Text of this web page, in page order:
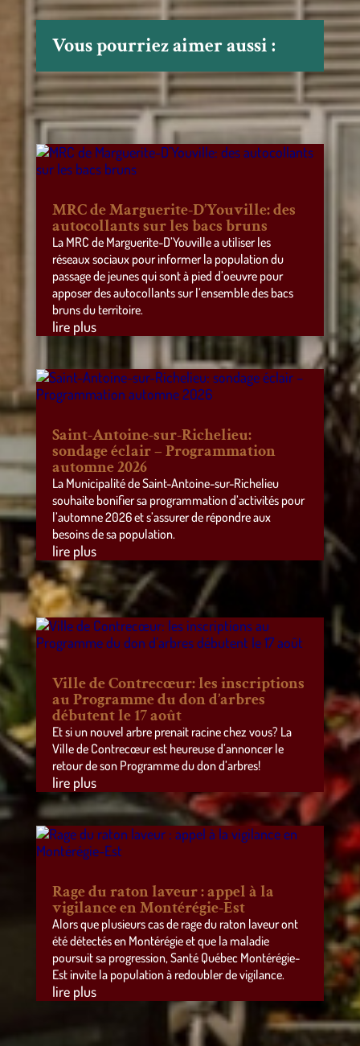
Vous pourriez aimer aussi :
MRC de Marguerite-D’Youville: des
autocollants sur les bacs bruns
La MRC de Marguerite-D’Youville a utiliser les
réseaux sociaux pour informer la population du
passage de jeunes qui sont à pied d’oeuvre pour
apposer des autocollants sur l’ensemble des bacs
bruns du territoire.
lire plus
Saint-Antoine-sur-Richelieu:
sondage éclair – Programmation
automne 2026
La Municipalité de Saint-Antoine-sur-Richelieu
souhaite bonifier sa programmation d’activités pour
l’automne 2026 et s’assurer de répondre aux
besoins de sa population.
lire plus
Ville de Contrecœur: les inscriptions
au Programme du don d’arbres
débutent le 17 août
Et si un nouvel arbre prenait racine chez vous? La
Ville de Contrecœur est heureuse d’annoncer le
retour de son Programme du don d’arbres!
lire plus
Rage du raton laveur : appel à la
vigilance en Montérégie-Est
Alors que plusieurs cas de rage du raton laveur ont
été détectés en Montérégie et que la maladie
poursuit sa progression, Santé Québec Montérégie-
Est invite la population à redoubler de vigilance.
lire plus